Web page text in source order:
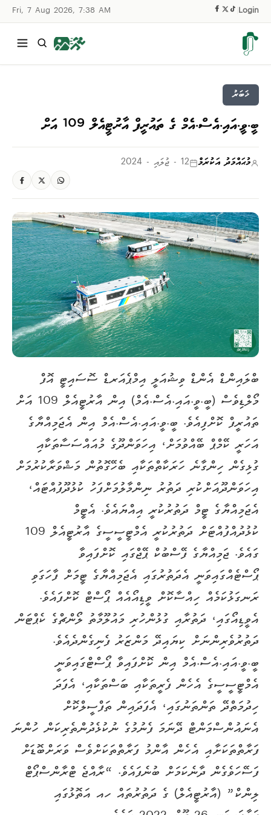
Fri, 7 Aug 2026, 7:38 AM Login
ޚަބަރު
ބީ.ވީ.އައި.އެސް.އެމް ގެ ތައުރީފް އާރުޓީއެލް 109 އަށް
މުޙައްމަދު އަކުރަމް 12 - ޖުލައި - 2024
ބްލައިންޑް އެންޑް ވިޝުއަލީ އިމްޕެއަރޑް ސޮސައިޓީ އޮފް
މޯލްޑިވެސް (ބީ.ވީ.އައި.އެސް.އެމް) އިން އާރުޓީއެލް 109 އަށް
ތައުރީފް ކޮށްފިއެވެ. ބީ.ވީ.އައި.އެސް.އެމް އިން އެޖަމިއްޔާގެ
އަހަރީ ކޭމްޕް ބޭއްވުމަށް، އިހަވަންދޫގެ މުއައްސަސާތަކާއި
ގުޅިގެން ހިންގާނެ ހަރަކާތްތަކާއި ބެހޭގޮތުން މަޝްވަރާކުރުމަށް
އިހަވަންދޫއަށްކުރި ދަތުރު ނިންމާލުމަށްފަހު ކުޅުދޫފުއްޓައް،
އެޖަމިއްޔާގެ ޓީމް ދަތުރުކުރީ އިއްޔައެވެ. އެޓީމް
ކުޅުދުއްފުއްޓަށް ދަތުރުކުރީ އެމްޓީސީސީގެ އާރުޓީއެލް 109
ގައެވެ. ޖަމިއްޔާގެ ފޭސްބުކް ޕޭޖްގައި ކޮށްފައިވާ
ޕޯސްޓެއްގައިވަނީ އެދަތުރުގައި އެޖަމިއްޔާގެ ޓީމަށް ފާހަގަވި
ރަނގަޅުކަމެއް ހިއްސާކޮށް ވީޑިއޯއެއް ޕޯސްޓް ކޮށްފައެވެ.
އެވީޑިއޯގައި، ދަތުރާއި ގުޅުންހުރި މައުލޫމާތު ލޯންޗްގެ ކެޕްޓަން
ދަތުރުވެރިންނަށް ކިޔައިދޭ މަންޒަރު ފެނިގެންދެއެވެ.
ބީ.ވީ.އައި.އެސް.އެމް އިން ކޮށްފައިވާ ޕޯސްޓްގައިވަނީ
އެމްޓީސީސީގެ އެހެން ފެރީތަކާއި ބަސްތަކާއި، އެފަދަ
ހިދުމަތްދޭ ތަންތަނުގައި، އެފަދައިން ތަފްސީލްކޮށް
އެނައުންސްމަންޓް ދޭނަމަ ފެނުމުގެ ނުކުޅެދުންތެރިކަން ހުންނަ
ފަރާތްތަކަށާއި އެހެން އާންމު ފަރާތްތަކަށްވެސް ވަރަށްބޮޑަށް
ފަސޭހަވެގެން ދާނެކަމަށް ބުނެފައެވެ. “ރާއްޖެ ޓްރާންސްޕޯޓް
ލިންކް” (އާރުޓީއެލް) ގެ ދަތުރުތައް ހއ އަތޮޅުގައި